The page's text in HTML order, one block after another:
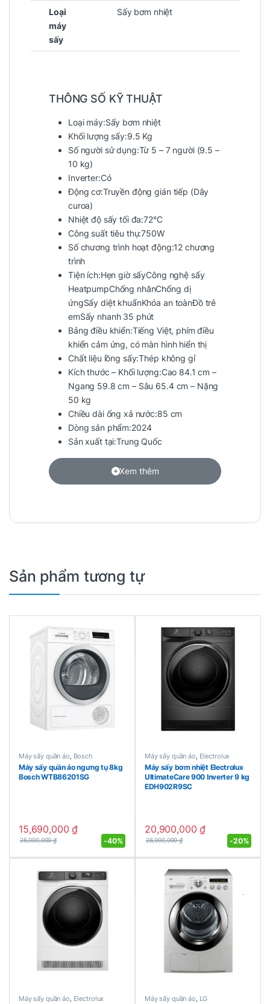
Loại
máy
sấy
Sấy bơm nhiệt
THÔNG SỐ KỸ THUẬT
Loại máy:Sấy bơm nhiệt
Khối lượng sấy:9.5 Kg
Số người sử dụng:Từ 5 – 7 người (9.5 –
10 kg)
Inverter:Có
Động cơ:Truyền động gián tiếp (Dây
curoa)
Nhiệt độ sấy tối đa:72°C
Công suất tiêu thụ:750W
Số chương trình hoạt động:12 chương
trình
Tiện ích:Hẹn giờ sấyCông nghệ sấy
HeatpumpChống nhănChống dị
ứngSấy diệt khuẩnKhóa an toànĐồ trẻ
emSấy nhanh 35 phút
Bảng điều khiển:Tiếng Việt, phím điều
khiển cảm ứng, có màn hình hiển thị
Chất liệu lồng sấy:Thép không gỉ
Kích thước – Khối lượng:Cao 84.1 cm –
Ngang 59.8 cm – Sâu 65.4 cm – Nặng
50 kg
Chiều dài ống xả nước:85 cm
Dòng sản phẩm:2024
Sản xuất tại:Trung Quốc
Xem thêm
Sản phẩm tương tự
Máy sấy quần áo Bosch
Máy sấy quần áo ngưng tụ 8kg
Bosch WTB86201SG
15,690,000₫
26,000,000₫ -40%
Máy sấy quần áo Electrolux
Máy sấy bơm nhiệt Electrolux
UltimateCare 900 Inverter 9 kg
EDH902R9SC
20,900,000₫
26,000,000₫ -20%
Máy sấy quần áo, Electrolux Máy sấy quần áo, LG